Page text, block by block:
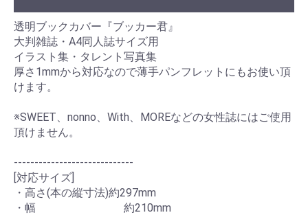
透明ブックカバー『ブッカー君』
大判雑誌・A4同人誌サイズ用
イラスト集・タレント写真集
厚さ1mmから対応なので薄手パンフレットにもお使い頂
けます。
※SWEET、nonno、With、MOREなどの女性誌にはご使用
頂けません。
-----------------------------
[対応サイズ]
・高さ(本の縦寸法)約297mm
・幅 約210mm